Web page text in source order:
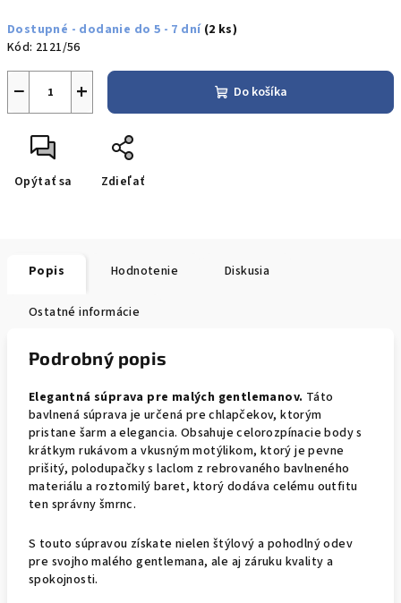
cena:
Dostupné - dodanie do 5 - 7 dní (2 ks)
Kód: 2121/56
+
− Do košíka
Opýtať sa Zdieľať
Popis Hodnotenie Diskusia
Ostatné informácie
Podrobný popis
Elegantná súprava pre malých gentlemanov. Táto
bavlnená súprava je určená pre chlapčekov, ktorým
pristane šarm a elegancia. Obsahuje celorozpínacie body s
krátkym rukávom a vkusným motýlikom, ktorý je pevne
prišitý, polodupačky s laclom z rebrovaného bavlneného
materiálu a roztomilý baret, ktorý dodáva celému outfitu
ten správny šmrnc.
S touto súpravou získate nielen štýlový a pohodlný odev
pre svojho malého gentlemana, ale aj záruku kvality a
spokojnosti.